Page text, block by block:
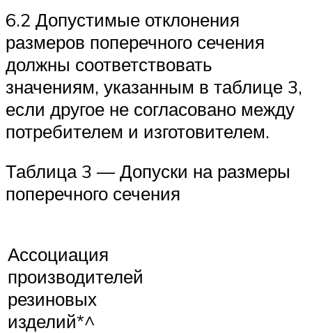
6.2 Допустимые отклонения
размеров поперечного сечения
должны соответствовать
значениям, указанным в таблице 3,
если другое не согласовано между
потребителем и изготовителем.
Таблица 3 — Допуски на размеры
поперечного сечения
Ассоциация
производителей
резиновых
изделий*^